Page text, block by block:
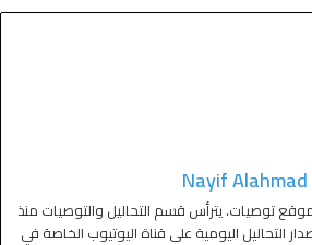
Nayif Alahmad
توصيات. يترأس قسم التحاليل والتوصيات منذ
التحاليل اليومية على قناة اليوتيوب الخاصة في